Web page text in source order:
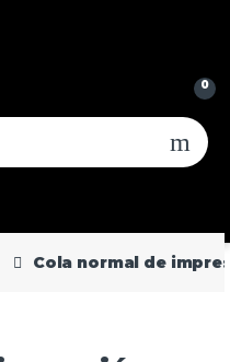
0
Cola normal de